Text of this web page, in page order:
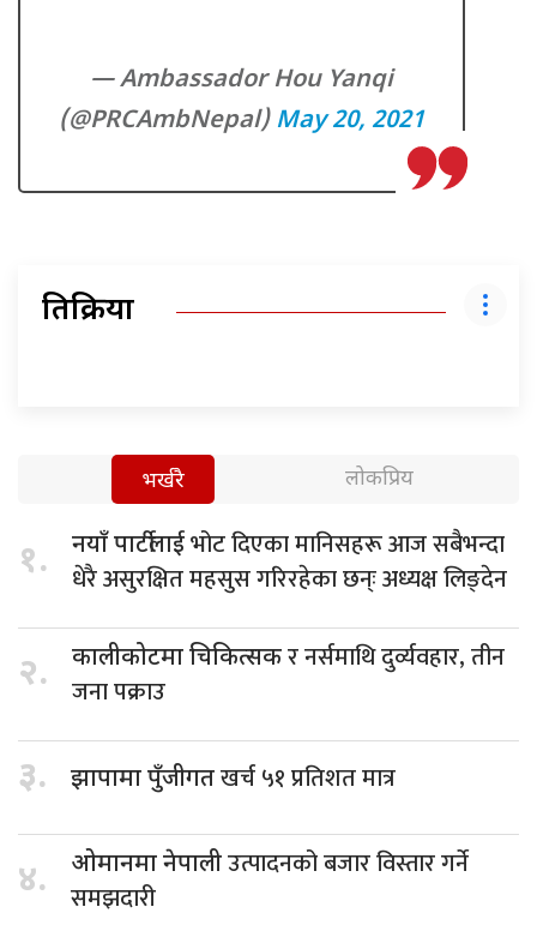
— Ambassador Hou Yanqi
(@PRCAmbNepal)May 20, 2021
प्रतिक्रिया
भर्खरै लोकप्रिय
१. नयाँ पार्टीलाईभोट दिएका मानिसहरू आज सबैभन्दा
धेरै असुरक्षित महसुस गरिरहेका छन्ः अध्यक्ष लिङ्देन
२. कालीकोटमा चिकित्सकर नर्समाथि दुर्व्यवहार, तीन
जना पक्राउ
३. झापामा पुँजीगतखर्च ५१ प्रतिशत मात्र
४. ओमानमा नेपालीउत्पादनको बजार विस्तार गर्ने
समझदारी